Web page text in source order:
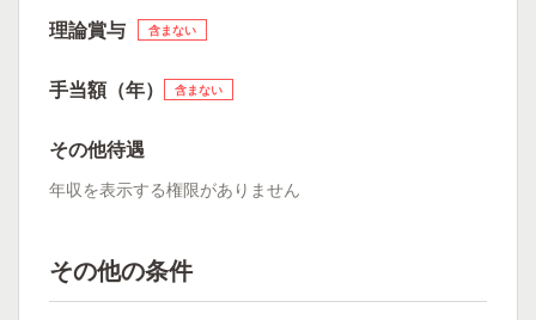
理論賞与 含まない
手当額（年） 含まない
その他待遇
年収を表示する権限がありません
その他の条件